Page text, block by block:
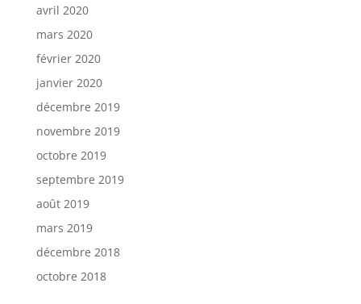
avril 2020
mars 2020
février 2020
janvier 2020
décembre 2019
novembre 2019
octobre 2019
septembre 2019
août 2019
mars 2019
décembre 2018
octobre 2018